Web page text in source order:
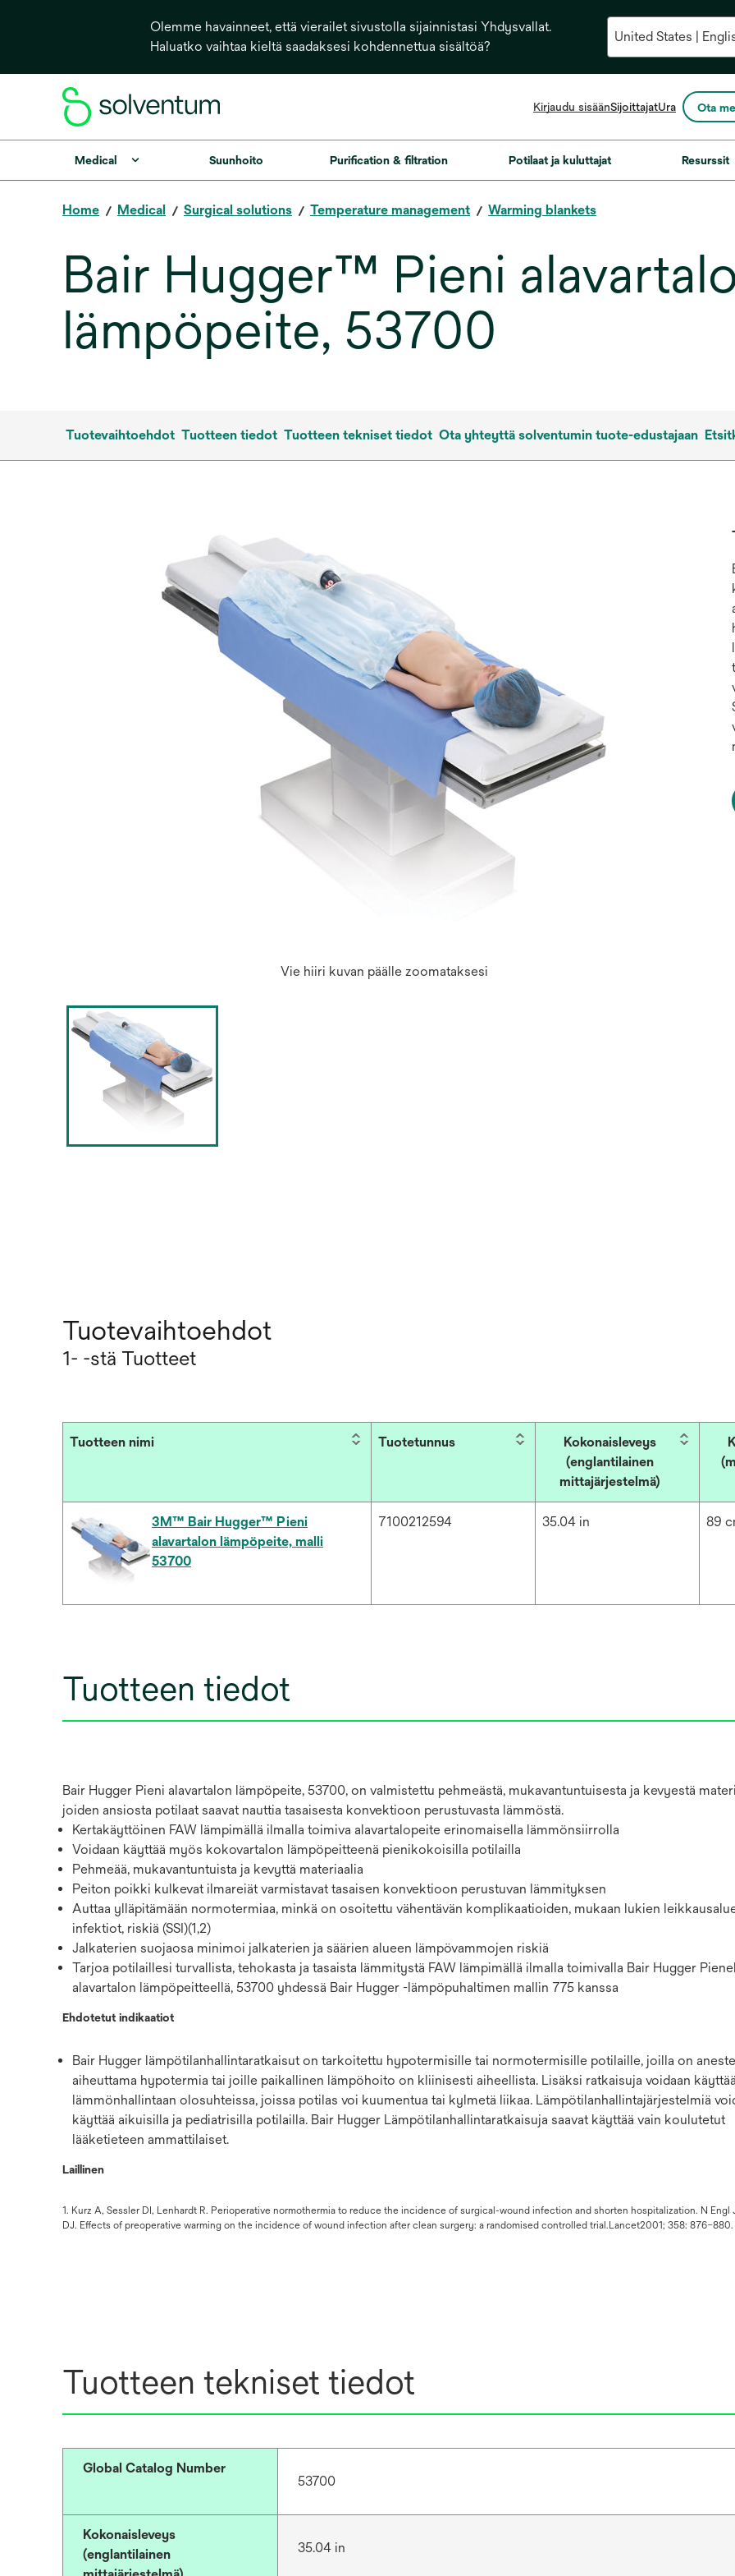
Olemme havainneet, että vierailet sivustolla sijainnistasi Yhdysvallat.
Haluatko vaihtaa kieltä saadaksesi kohdennettua sisältöä?
Kirjaudu sisäänSijoittajatopens
a
Ura Ota
Medical Suunhoito Purification & filtration Potilaat ja kuluttajat Resurssit
Home Medical Surgical solutions Temperature management Warming blankets
Bair Hugger™ Pieni
lämpöpeite, 53700
Tuotevaihtoehdot Tuotteen tiedot Tuotteen tekniset tiedot Ota yhteyttä solventumin tuote-edustajaan
Vie hiiri kuvan päälle zoomataksesi
Tuotevaihtoehdot
1- -stä Tuotteet
Tuotteen nimi Tuotetunnus
Kokonaisleveys
(englantilainen
mittajärjestelmä)
3M™ Bair Hugger™ Pieni
alavartalon lämpöpeite, malli
53700
7100212594 35.04 in 89
Tuotteen tiedot
Bair Hugger Pieni alavartalon lämpöpeite, 53700, on valmistettu pehmeästä, mukavantuntuisesta ja kevyestä
joiden ansiosta potilaat saavat nauttia tasaisesta konvektioon perustuvasta lämmöstä.
Kertakäyttöinen FAW lämpimällä ilmalla toimiva alavartalopeite erinomaisella lämmönsiirrolla
Voidaan käyttää myös kokovartalon lämpöpeitteenä pienikokoisilla potilailla
Pehmeää, mukavantuntuista ja kevyttä materiaalia
Peiton poikki kulkevat ilmareiät varmistavat tasaisen konvektioon perustuvan lämmityksen
Auttaa ylläpitämään normotermiaa, minkä on osoitettu vähentävän komplikaatioiden, ​​mukaan lukien
infektiot, riskiä (SSI)(1,2)
Jalkaterien suojaosa minimoi jalkaterien ja säärien alueen lämpövammojen riskiä
Tarjoa potilaillesi turvallista, tehokasta ja tasaista lämmitystä FAW lämpimällä ilmalla toimivalla Bair Hugger
alavartalon lämpöpeitteellä, 53700 yhdessä Bair Hugger -lämpöpuhaltimen mallin 775 kanssa
Ehdotetut indikaatiot
Bair Hugger lämpötilanhallintaratkaisut on tarkoitettu hypotermisille tai normotermisille potilaille, joilla on
aiheuttama hypotermia tai joille paikallinen lämpöhoito on kliinisesti aiheellista. Lisäksi ratkaisuja voidaan
lämmönhallintaan olosuhteissa, joissa potilas voi kuumentua tai kylmetä liikaa. Lämpötilanhallintajärjestelmiä
käyttää aikuisilla ja pediatrisilla potilailla. Bair Hugger Lämpötilanhallintaratkaisuja saavat käyttää vain koulutetut
lääketieteen ammattilaiset.
Laillinen
1. Kurz A, Sessler DI, Lenhardt R. Perioperative normothermia to reduce the incidence of surgical-wound infection and shorten hospitalization. N Engl
DJ. Effects of preoperative warming on the incidence of wound infection after clean surgery: a randomised controlled trial.Lancet2001; 358: 876–880.
Tuotteen tekniset tiedot
Global Catalog Number
53700
Kokonaisleveys
(englantilainen
35.04 in